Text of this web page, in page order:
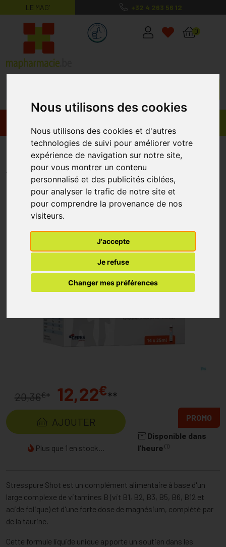
Nous utilisons des cookies
Nous utilisons des cookies et d'autres
technologies de suivi pour améliorer votre
expérience de navigation sur notre site,
pour vous montrer un contenu
personnalisé et des publicités ciblées,
pour analyser le trafic de notre site et
pour comprendre la provenance de nos
visiteurs.
J'accepte
Je refuse
Changer mes préférences
LE MAG’ +32 4 263 56 12
MaPharmacie.be ma santé, mes
0
Stresspure Shot 14x25ml
STRESSPURE
%
20,36€* 12,22€**
AJOUTER
Plus que 1 en stock...
PROMO
Disponible dans
l’heure (1)
Stresspure Shot est un complément alimentaire à base d'un
large complexe de vitamines B (vit B1, B2, B3, B5, B6, B12 et
acide folique) et d'une forte dose de magnésium, complété par
de la taurine.
Cette formule liquide unique apporte un soutien dans les